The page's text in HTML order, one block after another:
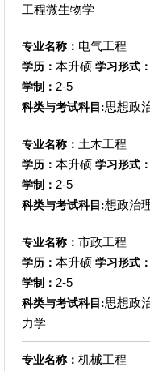
工程微生物学
专业名称： 电气工程
学历： 本升硕 学习形式：
学制： 2-5
科类与考试科目:思想政
专业名称： 土木工程
学历： 本升硕 学习形式：
学制： 2-5
科类与考试科目:想政治
专业名称： 市政工程
学历： 本升硕 学习形式：
学制： 2-5
科类与考试科目:思想政
力学
专业名称： 机械工程